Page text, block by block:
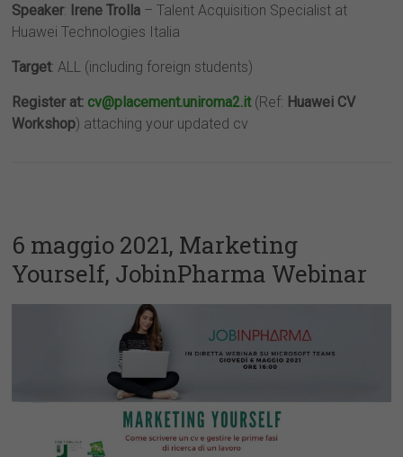
Speaker: Irene Trolla – Talent Acquisition Specialist at
Huawei Technologies Italia
Target: ALL (including foreign students)
Register at: cv@placement.uniroma2.it(Ref: Huawei CV
Workshop) attaching your updated cv
6 maggio 2021, Marketing
Yourself, JobinPharma Webinar